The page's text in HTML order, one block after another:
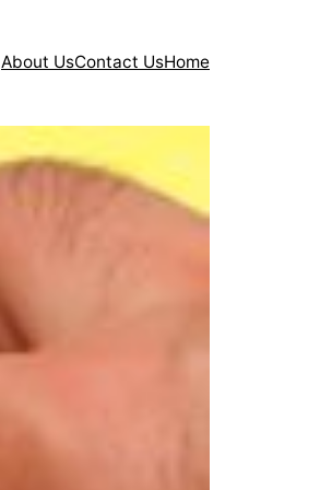
About UsContact UsHome